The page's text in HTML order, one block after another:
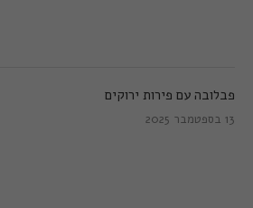
פבלובה עם פירות ירוקים
13 בספטמבר 2025